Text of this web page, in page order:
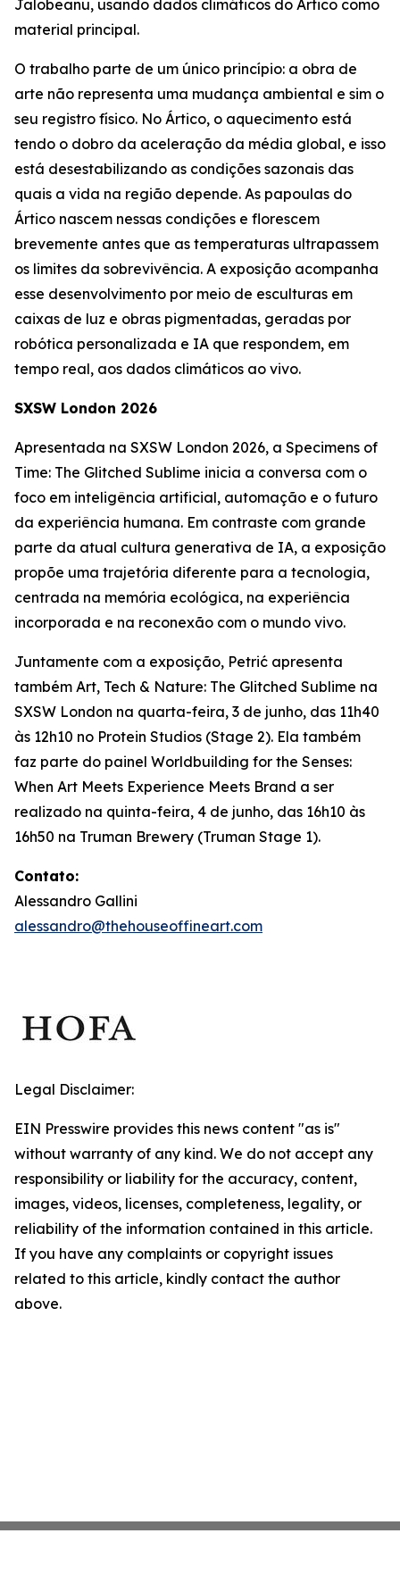
Jalobeanu, usando dados climáticos do Ártico como
material principal.
O trabalho parte de um único princípio: a obra de
arte não representa uma mudança ambiental e sim o
seu registro físico. No Ártico, o aquecimento está
tendo o dobro da aceleração da média global, e isso
está desestabilizando as condições sazonais das
quais a vida na região depende. As papoulas do
Ártico nascem nessas condições e florescem
brevemente antes que as temperaturas ultrapassem
os limites da sobrevivência. A exposição acompanha
esse desenvolvimento por meio de esculturas em
caixas de luz e obras pigmentadas, geradas por
robótica personalizada e IA que respondem, em
tempo real, aos dados climáticos ao vivo.
SXSW London 2026
Apresentada na SXSW London 2026, a Specimens of
Time: The Glitched Sublime inicia a conversa com o
foco em inteligência artificial, automação e o futuro
da experiência humana. Em contraste com grande
parte da atual cultura generativa de IA, a exposição
propõe uma trajetória diferente para a tecnologia,
centrada na memória ecológica, na experiência
incorporada e na reconexão com o mundo vivo.
Juntamente com a exposição, Petrić apresenta
também Art, Tech & Nature: The Glitched Sublime na
SXSW London na quarta-feira, 3 de junho, das 11h40
às 12h10 no Protein Studios (Stage 2). Ela também
faz parte do painel Worldbuilding for the Senses:
When Art Meets Experience Meets Brand a ser
realizado na quinta-feira, 4 de junho, das 16h10 às
16h50 na Truman Brewery (Truman Stage 1).
Contato:
Alessandro Gallini
alessandro@thehouseoffineart.com
Legal Disclaimer:
EIN Presswire provides this news content "as is"
without warranty of any kind. We do not accept any
responsibility or liability for the accuracy, content,
images, videos, licenses, completeness, legality, or
reliability of the information contained in this article.
If you have any complaints or copyright issues
related to this article, kindly contact the author
above.